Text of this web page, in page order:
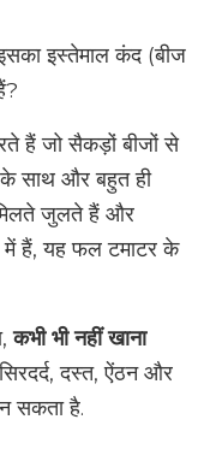
इस्तेमाल कंद (बीज
हैं जो सैकड़ों बीजों से
साथ और बहुत ही
जुलते हैं और
में हैं, यह फल टमाटर के
कभी भी नहीं खाना
दस्त, ऐंठन और
सकता है.